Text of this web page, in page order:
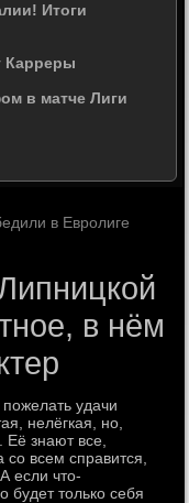
Итоги
Карреры
в матче Лиги
в Евролиге
в нём
удачи
нелёгкая, но,
знают все,
всем справится,
если что-
будет только себя